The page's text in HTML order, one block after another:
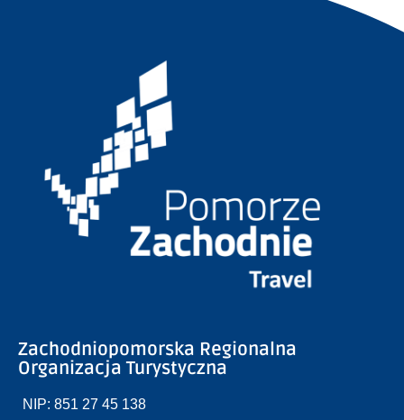
Zachodniopomorska Regionalna
Organizacja Turystyczna
NIP: 851 27 45 138